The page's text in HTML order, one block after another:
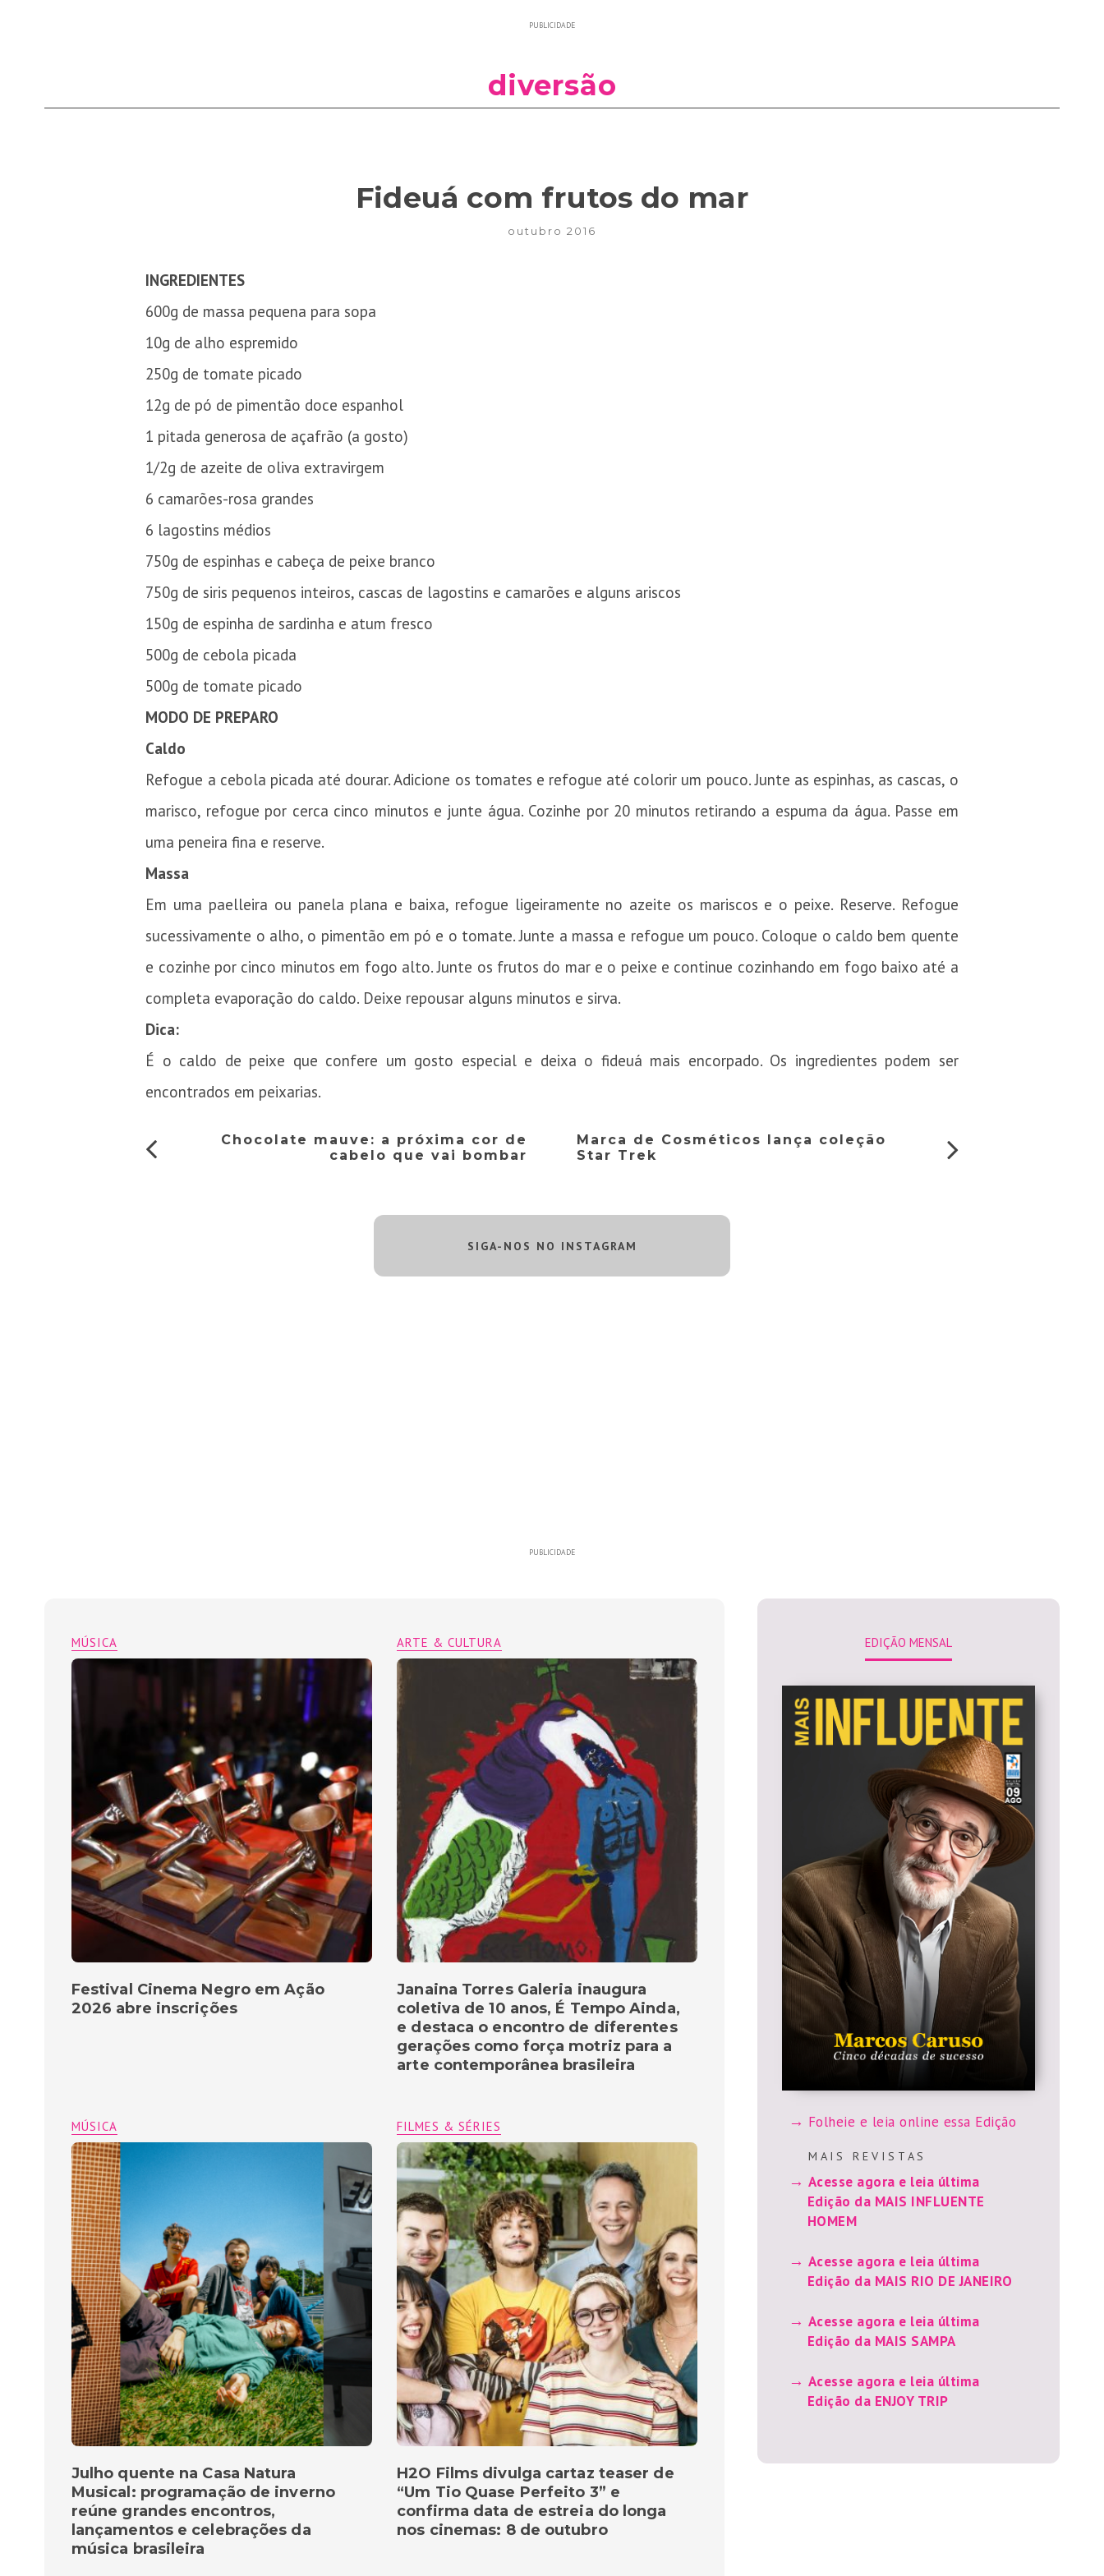
PUBLICIDADE
diversão
Fideuá com frutos do mar
outubro 2016
INGREDIENTES
600g de massa pequena para sopa
10g de alho espremido
250g de tomate picado
12g de pó de pimentão doce espanhol
1 pitada generosa de açafrão (a gosto)
1/2g de azeite de oliva extravirgem
6 camarões-rosa grandes
6 lagostins médios
750g de espinhas e cabeça de peixe branco
750g de siris pequenos inteiros, cascas de lagostins e camarões e alguns ariscos
150g de espinha de sardinha e atum fresco
500g de cebola picada
500g de tomate picado
MODO DE PREPARO
Caldo
Refogue a cebola picada até dourar. Adicione os tomates e refogue até colorir um pouco. Junte as espinhas, as cascas, o
marisco, refogue por cerca cinco minutos e junte água. Cozinhe por 20 minutos retirando a espuma da água. Passe em
uma peneira fina e reserve.
Massa
Em uma paelleira ou panela plana e baixa, refogue ligeiramente no azeite os mariscos e o peixe. Reserve. Refogue
sucessivamente o alho, o pimentão em pó e o tomate. Junte a massa e refogue um pouco. Coloque o caldo bem quente
e cozinhe por cinco minutos em fogo alto. Junte os frutos do mar e o peixe e continue cozinhando em fogo baixo até a
completa evaporação do caldo. Deixe repousar alguns minutos e sirva.
Dica:
É o caldo de peixe que confere um gosto especial e deixa o fideuá mais encorpado. Os ingredientes podem ser
encontrados em peixarias.
Chocolate mauve: a próxima cor de
cabelo que vai bombar
Marca de Cosméticos lança coleção
Star Trek
SIGA-NOS NO INSTAGRAM
PUBLICIDADE
ARTE & CULTURA
Janaina Torres Galeria inaugura
coletiva de 10 anos, É Tempo Ainda,
e destaca o encontro de diferentes
gerações como força motriz para a
arte contemporânea brasileira
MÚSICA
Festival Cinema Negro em Ação
2026 abre inscrições
FILMES & SÉRIES
H2O Films divulga cartaz teaser de
“Um Tio Quase Perfeito 3” e
confirma data de estreia do longa
nos cinemas: 8 de outubro
MÚSICA
Julho quente na Casa Natura
Musical: programação de inverno
reúne grandes encontros,
lançamentos e celebrações da
música brasileira
EDIÇÃO MENSAL
Folheie e leia online essa Edição
M A I S R E V I S T A S
Acesse agora e leia última
Edição da MAIS INFLUENTE
HOMEM
Acesse agora e leia última
Edição da MAIS RIO DE JANEIRO
Acesse agora e leia última
Edição da MAIS SAMPA
Acesse agora e leia última
Edição da ENJOY TRIP